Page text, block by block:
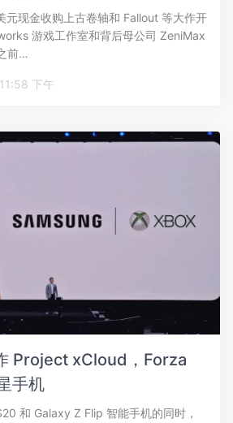
元现金收购上古卷轴和 Fallout 等大作开
游戏工作室和背后母公司 ZeniMax
前…
2020 年 9 月 21 日, 11:58 下午
Project xCloud，Forza
手机
和 Galaxy Z Flip 智能手机的同时，